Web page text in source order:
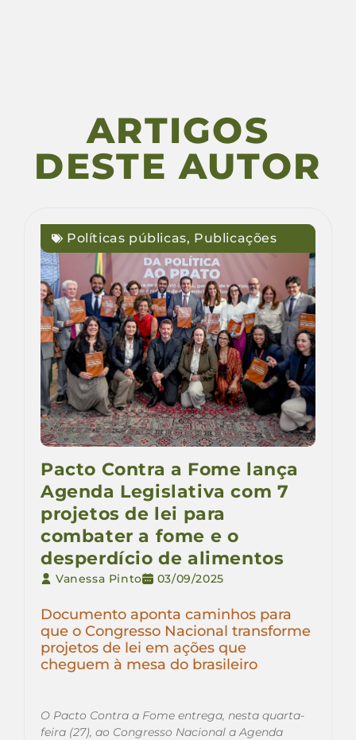
ARTIGOS
DESTE AUTOR
Políticas públicas, Publicações
Pacto Contra a Fome lança
Agenda Legislativa com 7
projetos de lei para
combater a fome e o
desperdício de alimentos
Vanessa Pinto 03/09/2025
Documento aponta caminhos para
que o Congresso Nacional transforme
projetos de lei em ações que
cheguem à mesa do brasileiro
O Pacto Contra a Fome entrega, nesta quarta-
feira (27), ao Congresso Nacional a Agenda